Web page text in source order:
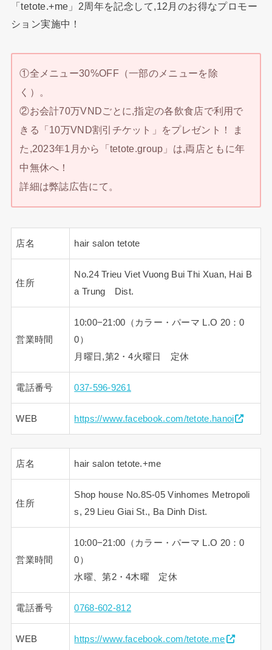
「tetote.+me」2周年を記念して,12月のお得なプロモー
ション実施中！
①全メニュー30%OFF（一部のメニューを除
く）。
②お会計70万VNDごとに,指定の各飲食店で利用で
きる「10万VND割引チケット」をプレゼント！ ま
た,2023年1月から「tetote.group」は,両店ともに年
中無休へ！
詳細は弊誌広告にて。
店名 hair salon tetote
住所
No.24 Trieu Viet Vuong Bui Thi Xuan, Hai B
a Trung Dist.
営業時間
10:00−21:00（カラー・パーマ L.O 20：0
0）
月曜日,第2・4火曜日 定休
電話番号 037-596-9261
WEB https://www.facebook.com/tetote.hanoi
店名 hair salon tetote.+me
住所
Shop house No.8S-05 Vinhomes Metropoli
s, 29 Lieu Giai St., Ba Dinh Dist.
営業時間
10:00−21:00（カラー・パーマ L.O 20：0
0）
水曜、第2・4木曜 定休
電話番号 0768-602-812
WEB https://www.facebook.com/tetote.me